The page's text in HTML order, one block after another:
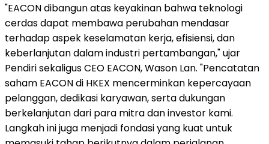
"EACON dibangun atas keyakinan bahwa teknologi
cerdas dapat membawa perubahan mendasar
terhadap aspek keselamatan kerja, efisiensi, dan
keberlanjutan dalam industri pertambangan," ujar
Pendiri sekaligus CEO EACON, Wason Lan. "Pencatatan
saham EACON di HKEX mencerminkan kepercayaan
pelanggan, dedikasi karyawan, serta dukungan
berkelanjutan dari para mitra dan investor kami.
Langkah ini juga menjadi fondasi yang kuat untuk